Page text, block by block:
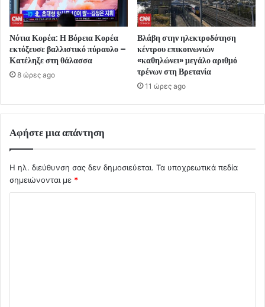
Νότια Κορέα: Η Βόρεια Κορέα
εκτόξευσε βαλλιστικό πύραυλο –
Κατέληξε στη θάλασσα
8 ώρες ago
Βλάβη στην ηλεκτροδότηση
κέντρου επικοινωνιών
«καθηλώνει» μεγάλο αριθμό
τρένων στη Βρετανία
11 ώρες ago
Αφήστε μια απάντηση
Η ηλ. διεύθυνση σας δεν δημοσιεύεται. Τα υποχρεωτικά πεδία
σημειώνονται με *